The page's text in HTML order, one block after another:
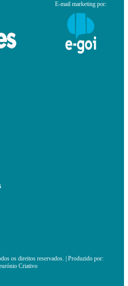
E-mail marketing por:
os direitos reservados. | Produzido por:
Criativo